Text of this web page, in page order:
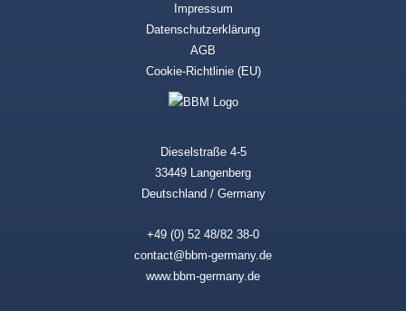
Impressum
Datenschutzerklärung
AGB
Cookie-Richtlinie (EU)
Dieselstraße 4-5
33449 Langenberg
Deutschland / Germany
+49 (0) 52 48/82 38-0
contact@bbm-germany.de
www.bbm-germany.de